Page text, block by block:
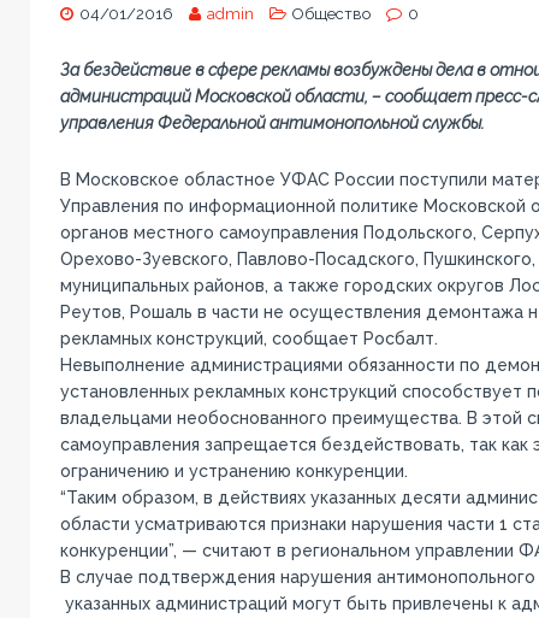
04/01/2016 admin Общество 0
За бездействие в сфере рекламы возбуждены дела в
администраций Московской области, – сообщает пресс-
управления Федеральной антимонопольной службы.
В Московское областное УФАС России поступили
Управления по информационной политике Московской
органов местного самоуправления Подольского,
Орехово-Зуевского, Павлово-Посадского,
муниципальных районов, а также городских округов
Реутов, Рошаль в части не осуществления демонтажа
рекламных конструкций, сообщает Росбалт.
Невыполнение администрациями обязанности по
установленных рекламных конструкций способствует
владельцами необоснованного преимущества. В этой
самоуправления запрещается бездействовать, так как
ограничению и устранению конкуренции.
“Таким образом, в действиях указанных десяти
области усматриваются признаки нарушения части 1
конкуренции”, — считают в региональном управлении
В случае подтверждения нарушения антимонопольного
указанных администраций могут быть привлечены к